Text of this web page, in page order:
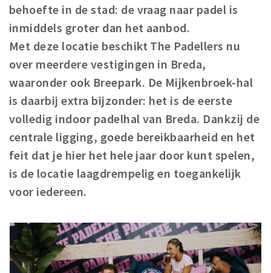
Privacy
Inloggen
behoefte in de stad: de vraag naar padel is
inmiddels groter dan het aanbod.
Met deze locatie beschikt The Padellers nu
over meerdere vestigingen in Breda,
waaronder ook Breepark. De Mijkenbroek-hal
is daarbij extra bijzonder: het is de eerste
volledig indoor padelhal van Breda. Dankzij de
centrale ligging, goede bereikbaarheid en het
feit dat je hier het hele jaar door kunt spelen,
is de locatie laagdrempelig en toegankelijk
voor iedereen.